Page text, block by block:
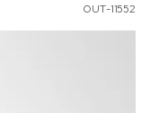
OUT-11552